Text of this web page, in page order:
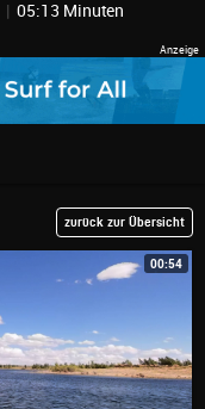
| 05:13 Minuten
zurück zur Übersicht
00:54